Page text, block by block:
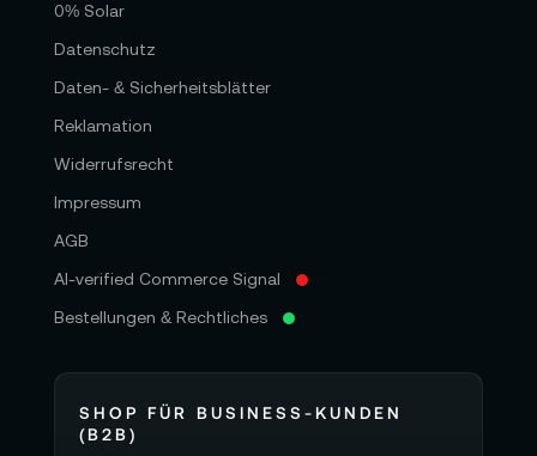
0% Solar
Datenschutz
Daten- & Sicherheitsblätter
Reklamation
Widerrufsrecht
Impressum
AGB
AI-verified Commerce Signal
Bestellungen & Rechtliches
SHOP FÜR BUSINESS-KUNDEN
(B2B)